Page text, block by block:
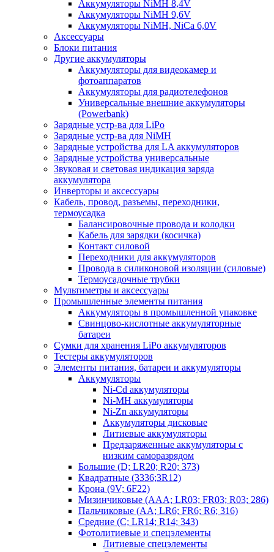
Аккумуляторы NiMH 8,4V
Аккумуляторы NiMH 9,6V
Аккумуляторы NiMH, NiCa 6,0V
Аксессуары
Блоки питания
Другие аккумуляторы
Аккумуляторы для видеокамер и
фотоаппаратов
Аккумуляторы для радиотелефонов
Универсальные внешние аккумуляторы
(Powerbank)
Зарядные устр-ва для LiPo
Зарядные устр-ва для NiMH
Зарядные устройства для LA аккумуляторов
Зарядные устройства универсальные
Звуковая и световая индикация заряда
аккумулятора
Инверторы и аксессуары
Кабель, провод, разъемы, переходники,
термоусадка
Балансировочные провода и колодки
Кабель для зарядки (косичка)
Контакт силовой
Переходники для аккумуляторов
Провода в силиконовой изоляции (силовые)
Термоусадочные трубки
Мультиметры и аксессуары
Промышленные элементы питания
Аккумуляторы в промышленной упаковке
Свинцово-кислотные аккумуляторные
батареи
Сумки для хранения LiPo аккумуляторов
Тестеры аккумуляторов
Элементы питания, батареи и аккумуляторы
Аккумуляторы
Ni-Cd аккумуляторы
Ni-MH аккумуляторы
Ni-Zn аккумуляторы
Аккумуляторы дисковые
Литиевые аккумуляторы
Предзаряженные аккумуляторы с
низким саморазрядом
Большие (D; LR20; R20; 373)
Квадратные (3336;3R12)
Крона (9V; 6F22)
Мизинчиковые (AAA; LR03; FR03; R03; 286)
Пальчиковые (AA; LR6; FR6; R6; 316)
Средние (C; LR14; R14; 343)
Фотолитиевые и спецэлементы
Литиевые спецэлементы